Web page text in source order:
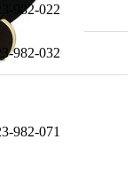
982-022
982-032
982-071